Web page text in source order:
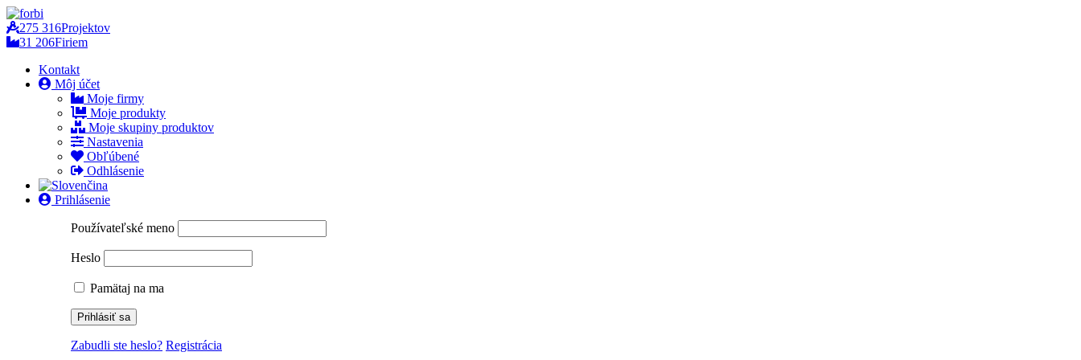
275 316Projektov
31 206Firiem
Kontakt
Môj účet
Moje firmy
Moje produkty
Moje skupiny produktov
Nastavenia
Obľúbené
Odhlásenie
Prihlásenie
Používateľské meno
Heslo
Pamätaj na ma
Zabudli ste heslo? Registrácia